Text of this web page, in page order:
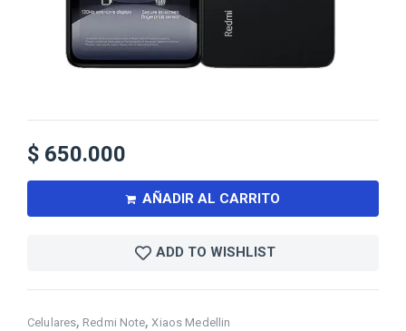
Celulares, Redmi Note,Xiaos Medellin
$ 650.000
AÑADIR AL CARRITO
ADD TO WISHLIST